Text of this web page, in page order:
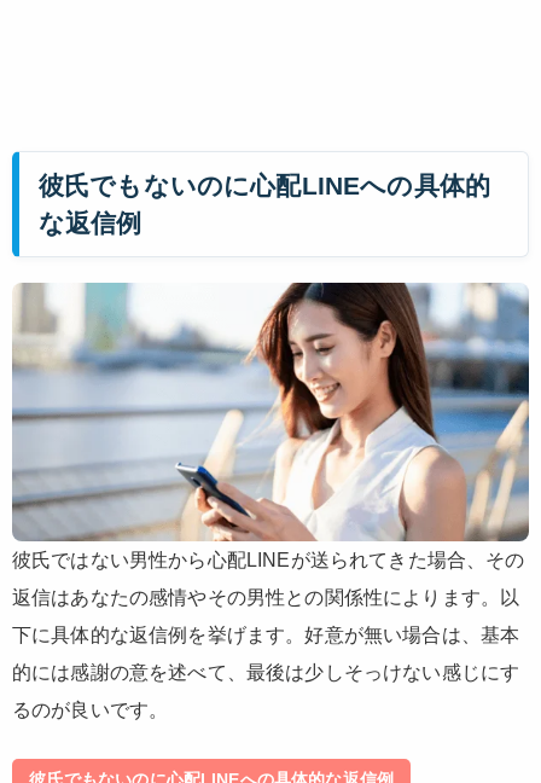
彼氏でもないのに心配LINEへの具体的
な返信例
彼氏ではない男性から心配LINEが送られてきた場合、その
返信はあなたの感情やその男性との関係性によります。以
下に具体的な返信例を挙げます。好意が無い場合は、基本
的には感謝の意を述べて、最後は少しそっけない感じにす
るのが良いです。